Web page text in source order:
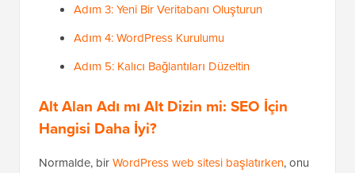
Adım 3: Yeni Bir Veritabanı Oluşturun
Adım 4: WordPress Kurulumu
Adım 5: Kalıcı Bağlantıları Düzeltin
Alt Alan Adı mı Alt Dizin mi: SEO İçin
Hangisi Daha İyi?
Normalde, birWordPress web sitesi başlatırken, onu